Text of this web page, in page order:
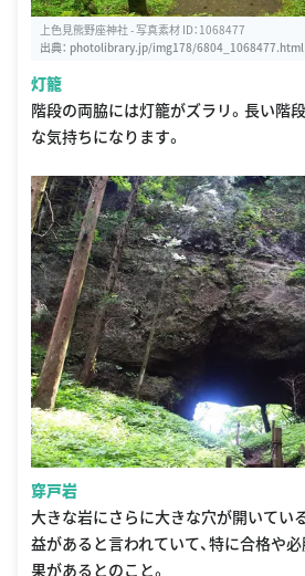
上色見熊野座神社 - 写真素材 ID：1068477
出典： photolibrary.jp/img178/6804_1068477.html
灯籠
階段の両脇には灯籠がズラリ。長い階
な気持ちになります。
穿戸岩
大きな岩にさらに大きな穴が開いてい
益があると言われていて、特に合格や
果があるとのこと。